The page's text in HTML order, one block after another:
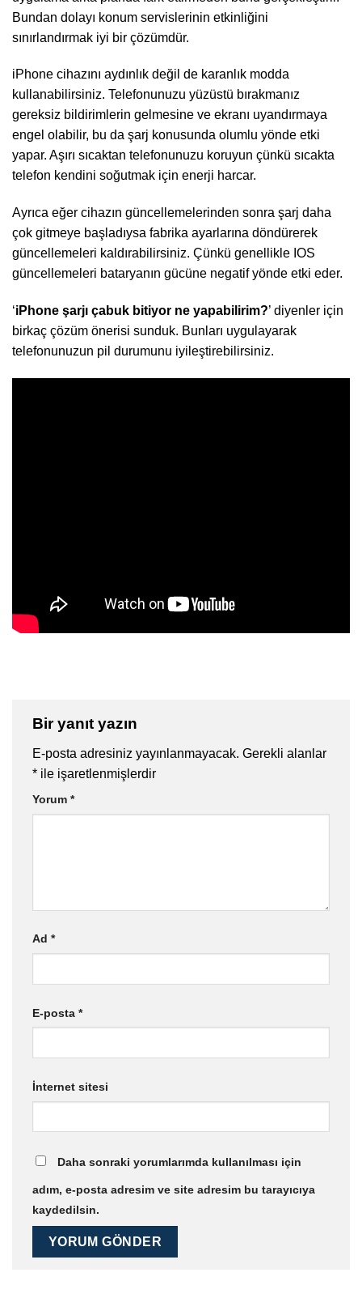
Bundan dolayı konum servislerinin etkinliğini
sınırlandırmak iyi bir çözümdür.
iPhone cihazını aydınlık değil de karanlık modda
kullanabilirsiniz. Telefonunuzu yüzüstü bırakmanız
gereksiz bildirimlerin gelmesine ve ekranı uyandırmaya
engel olabilir, bu da şarj konusunda olumlu yönde etki
yapar. Aşırı sıcaktan telefonunuzu koruyun çünkü sıcakta
telefon kendini soğutmak için enerji harcar.
Ayrıca eğer cihazın güncellemelerinden sonra şarj daha
çok gitmeye başladıysa fabrika ayarlarına döndürerek
güncellemeleri kaldırabilirsiniz. Çünkü genellikle IOS
güncellemeleri bataryanın gücüne negatif yönde etki eder.
‘iPhone şarjı çabuk bitiyor ne yapabilirim?’ diyenler için
birkaç çözüm önerisi sunduk. Bunları uygulayarak
telefonunuzun pil durumunu iyileştirebilirsiniz.
Bir yanıt yazın
E-posta adresiniz yayınlanmayacak. Gerekli alanlar
* ile işaretlenmişlerdir
Yorum *
Ad *
E-posta *
İnternet sitesi
Daha sonraki yorumlarımda kullanılması için
adım, e-posta adresim ve site adresim bu tarayıcıya
kaydedilsin.